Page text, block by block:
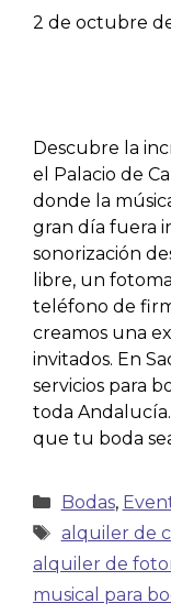
2 de octubre
Descubre la
el Palacio de
donde la
gran día fuera
sonorización
libre, un
teléfono de
creamos una
invitados. En
servicios para
toda
que tu boda
Bodas,
alquiler de
alquiler de
musical para